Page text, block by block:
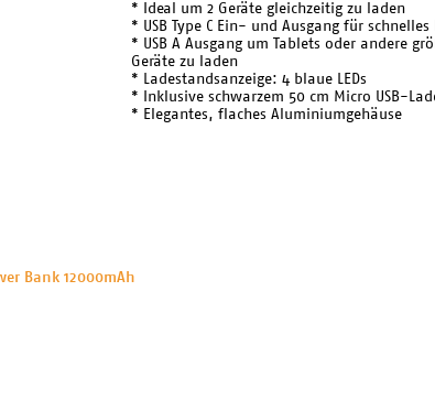
* Ideal um 2 Geräte gleichzeitig zu laden
* USB Type C Ein- und Ausgang für schnelles
* USB A Ausgang um Tablets oder andere
Geräte zu laden
* Ladestandsanzeige: 4 blaue LEDs
* Inklusive schwarzem 50 cm Micro USB-
* Elegantes, flaches Aluminiumgehäuse
Bank 12000mAh